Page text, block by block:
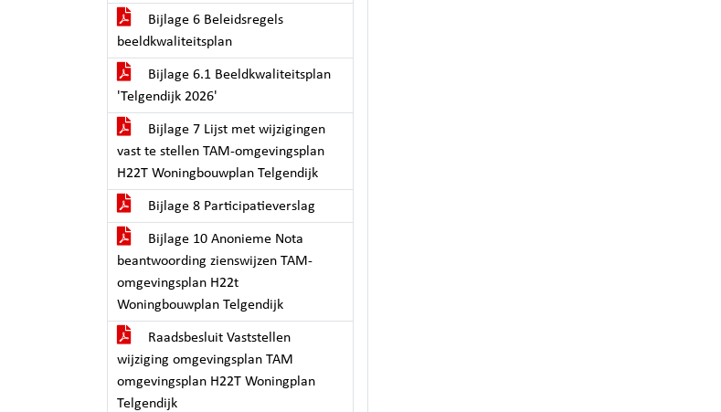
Bijlage 6 Beleidsregels
beeldkwaliteitsplan
Bijlage 6.1 Beeldkwaliteitsplan
'Telgendijk 2026'
Bijlage 7 Lijst met wijzigingen
vast te stellen TAM-omgevingsplan
H22T Woningbouwplan Telgendijk
Bijlage 8 Participatieverslag
Bijlage 10 Anonieme Nota
beantwoording zienswijzen TAM-
omgevingsplan H22t
Woningbouwplan Telgendijk
Raadsbesluit Vaststellen
wijziging omgevingsplan TAM
omgevingsplan H22T Woningplan
Telgendijk